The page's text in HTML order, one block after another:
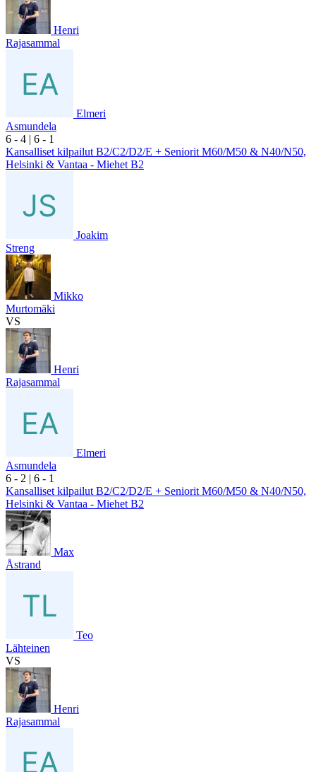
Henri
Rajasammal
Elmeri
Asmundela
6 - 4 | 6 - 1
Kansalliset kilpailut B2/C2/D2/E + Seniorit M60/M50 & N40/N50,
Helsinki & Vantaa - Miehet B2
Joakim
Streng
Mikko
Murtomäki
VS
Henri
Rajasammal
Elmeri
Asmundela
6 - 2 | 6 - 1
Kansalliset kilpailut B2/C2/D2/E + Seniorit M60/M50 & N40/N50,
Helsinki & Vantaa - Miehet B2
Max
Åstrand
Teo
Lähteinen
VS
Henri
Rajasammal